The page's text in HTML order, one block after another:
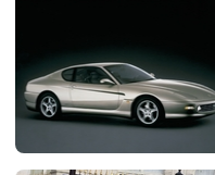
Electriques
Utilitaires